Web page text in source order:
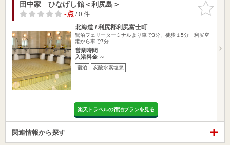
お気に入
りに追加
田中家 ひなげし館＜利尻島＞
-点/ 0 件
北海道 / 利尻郡利尻富士町
鴛泊フェリーターミナルより車で3分、徒歩１5分 利尻空
港から車で7分…
営業時間
入浴料金 ～
宿泊 炭酸水素塩泉
楽天トラベルの宿泊プランを見る
関連情報から探す